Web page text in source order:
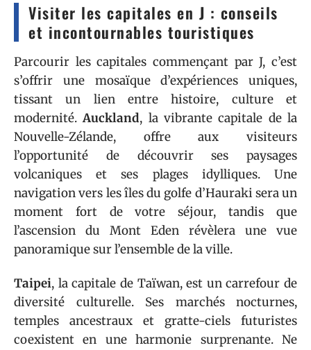
Visiter les capitales en J : conseils
et incontournables touristiques
Parcourir les capitales commençant par J, c’est
s’offrir une mosaïque d’expériences uniques,
tissant un lien entre histoire, culture et
modernité.Auckland, la vibrante capitale de la
Nouvelle-Zélande, offre aux visiteurs
l’opportunité de découvrir ses paysages
volcaniques et ses plages idylliques. Une
navigation vers les îles du golfe d’Hauraki sera un
moment fort de votre séjour, tandis que
l’ascension du Mont Eden révèlera une vue
panoramique sur l’ensemble de la ville.
Taipei, la capitale de Taïwan, est un carrefour de
diversité culturelle. Ses marchés nocturnes,
temples ancestraux et gratte-ciels futuristes
coexistent en une harmonie surprenante. Ne